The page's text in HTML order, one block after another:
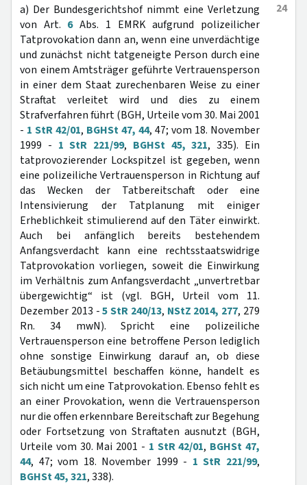
24
a) Der Bundesgerichtshof nimmt eine Verletzung
von Art. 6Abs. 1 EMRK aufgrund polizeilicher
Tatprovokation dann an, wenn eine unverdächtige
und zunächst nicht tatgeneigte Person durch eine
von einem Amtsträger geführte Vertrauensperson
in einer dem Staat zurechenbaren Weise zu einer
Straftat verleitet wird und dies zu einem
Strafverfahren führt (BGH, Urteile vom 30. Mai 2001
- 1 StR 42/01, BGHSt 47, 44, 47; vom 18. November
1999 - 1 StR 221/99, BGHSt 45, 321, 335). Ein
tatprovozierender Lockspitzel ist gegeben, wenn
eine polizeiliche Vertrauensperson in Richtung auf
das Wecken der Tatbereitschaft oder eine
Intensivierung der Tatplanung mit einiger
Erheblichkeit stimulierend auf den Täter einwirkt.
Auch bei anfänglich bereits bestehendem
Anfangsverdacht kann eine rechtsstaatswidrige
Tatprovokation vorliegen, soweit die Einwirkung
im Verhältnis zum Anfangsverdacht „unvertretbar
übergewichtig“ ist (vgl. BGH, Urteil vom 11.
Dezember 2013 -5 StR 240/13, NStZ 2014, 277, 279
Rn. 34 mwN). Spricht eine polizeiliche
Vertrauensperson eine betroffene Person lediglich
ohne sonstige Einwirkung darauf an, ob diese
Betäubungsmittel beschaffen könne, handelt es
sich nicht um eine Tatprovokation. Ebenso fehlt es
an einer Provokation, wenn die Vertrauensperson
nur die offen erkennbare Bereitschaft zur Begehung
oder Fortsetzung von Straftaten ausnutzt (BGH,
Urteile vom 30. Mai 2001 - 1 StR 42/01, BGHSt 47,
44, 47; vom 18. November 1999 - 1 StR 221/99,
BGHSt 45, 321, 338).